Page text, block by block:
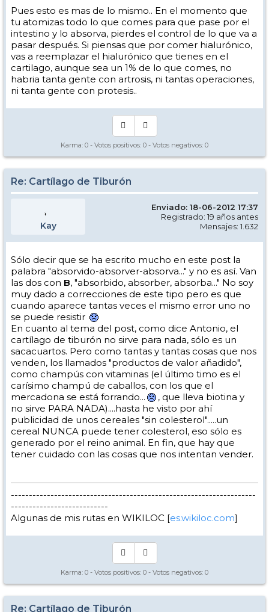
Pues esto es mas de lo mismo.. En el momento que
tu atomizas todo lo que comes para que pase por el
intestino y lo absorva, pierdes el control de lo que va a
pasar después. Si piensas que por comer hialurónico,
vas a reemplazar el hialurónico que tienes en el
cartilago, aunque sea un 1% de lo que comes, no
habria tanta gente con artrosis, ni tantas operaciones,
ni tanta gente con protesis..
Karma: 0 - Votos positivos: 0 - Votos negativos: 0
Re: Cartílago de Tiburón
Kay
Enviado: 18-06-2012 17:37
Registrado: 19 años antes
Mensajes: 1.632
Sólo decir que se ha escrito mucho en este post la
palabra "absorvido-absorver-absorva..." y no es así. Van
las dos con B, "absorbido, absorber, absorba..." No soy
muy dado a correcciones de este tipo pero es que
cuando aparece tantas veces el mismo error uno no
se puede resistir
En cuanto al tema del post, como dice Antonio, el
cartílago de tiburón no sirve para nada, sólo es un
sacacuartos. Pero como tantas y tantas cosas que nos
venden, los llamados "productos de valor añadido",
como champús con vitaminas (el último timo es el
carísimo champú de caballos, con los que el
mercadona se está forrando...
, que lleva biotina y
no sirve PARA NADA)....hasta he visto por ahí
publicidad de unos cereales "sin colesterol".....un
cereal NUNCA puede tener colesterol, eso sólo es
generado por el reino animal. En fin, que hay que
tener cuidado con las cosas que nos intentan vender.
--------------------------------------------------------------------
---------------------------
Algunas de mis rutas en WIKILOC [es.wikiloc.com]
Karma: 0 - Votos positivos: 0 - Votos negativos: 0
Re: Cartílago de Tiburón